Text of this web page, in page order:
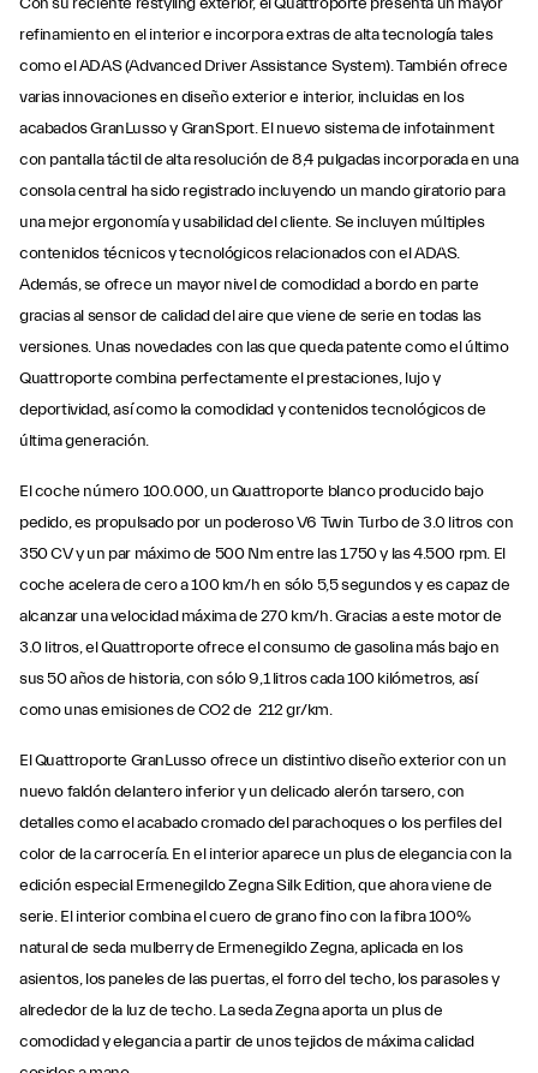
Con su reciente restyling exterior, el Quattroporte presenta un mayor
refinamiento en el interior e incorpora extras de alta tecnología tales
como el ADAS (Advanced Driver Assistance System). También ofrece
varias innovaciones en diseño exterior e interior, incluidas en los
acabados GranLusso y GranSport. El nuevo sistema de infotainment
con pantalla táctil de alta resolución de 8,4 pulgadas incorporada en una
consola central ha sido registrado incluyendo un mando giratorio para
una mejor ergonomía y usabilidad del cliente. Se incluyen múltiples
contenidos técnicos y tecnológicos relacionados con el ADAS.
Además, se ofrece un mayor nivel de comodidad a bordo en parte
gracias al sensor de calidad del aire que viene de serie en todas las
versiones. Unas novedades con las que queda patente como el último
Quattroporte combina perfectamente el prestaciones, lujo y
deportividad, así como la comodidad y contenidos tecnológicos de
última generación.
El coche número 100.000, un Quattroporte blanco producido bajo
pedido, es propulsado por un poderoso V6 Twin Turbo de 3.0 litros con
350 CV y un par máximo de 500 Nm entre las 1.750 y las 4.500 rpm. El
coche acelera de cero a 100 km/h en sólo 5,5 segundos y es capaz de
alcanzar una velocidad máxima de 270 km/h. Gracias a este motor de
3.0 litros, el Quattroporte ofrece el consumo de gasolina más bajo en
sus 50 años de historia, con sólo 9,1 litros cada 100 kilómetros, así
como unas emisiones de CO2 de 212 gr/km.
El Quattroporte GranLusso ofrece un distintivo diseño exterior con un
nuevo faldón delantero inferior y un delicado alerón tarsero, con
detalles como el acabado cromado del parachoques o los perfiles del
color de la carrocería. En el interior aparece un plus de elegancia con la
edición especial Ermenegildo Zegna Silk Edition, que ahora viene de
serie. El interior combina el cuero de grano fino con la fibra 100%
natural de seda mulberry de Ermenegildo Zegna, aplicada en los
asientos, los paneles de las puertas, el forro del techo, los parasoles y
alrededor de la luz de techo. La seda Zegna aporta un plus de
comodidad y elegancia a partir de unos tejidos de máxima calidad